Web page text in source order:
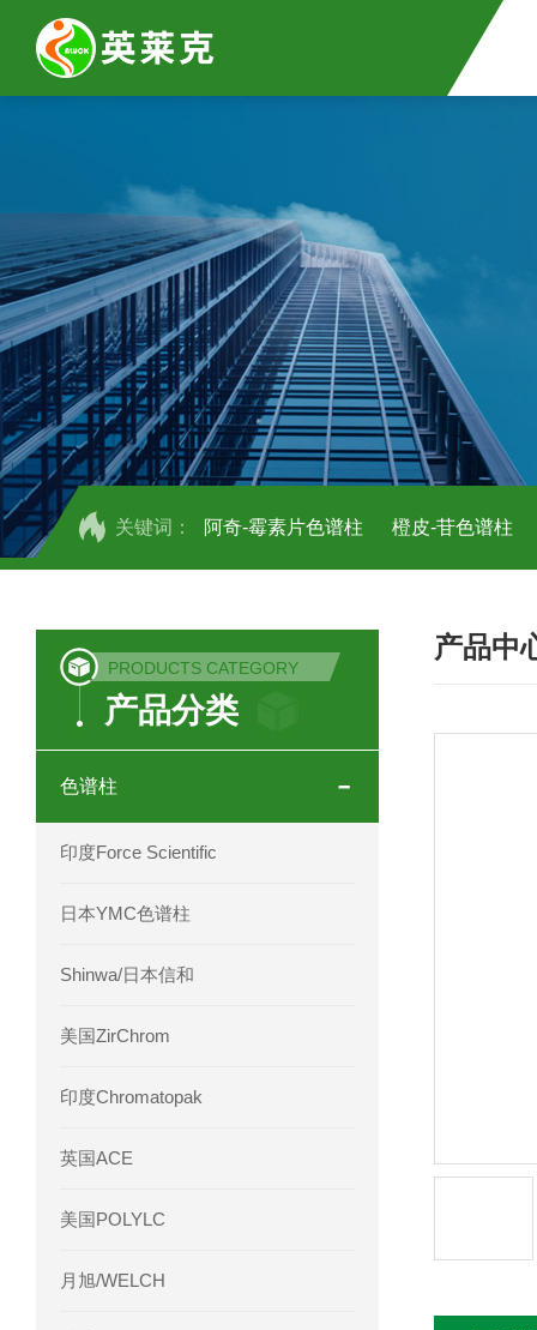
关键词： 阿奇-霉素片色谱柱 橙皮-苷色谱柱
COSMOSIL 1.8PBr五溴苯基色谱柱
菟丝子 柠檬黄色谱柱
印度Force Scientific Rubitas色谱柱
PRODUCTS CATEGORY
产品分类
色谱柱
印度Force Scientific
日本YMC色谱柱
Shinwa/日本信和
美国ZirChrom
印度Chromatopak
英国ACE
美国POLYLC
月旭/WELCH
产品中